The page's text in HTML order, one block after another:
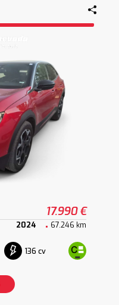
17.990 €
2024 67.246 km
136 cv